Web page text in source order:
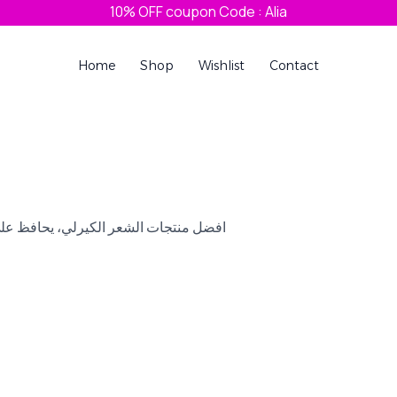
10% OFF coupon Code : Alia
Home Shop Wishlist Contact
افضل منتجات الشعر الكيرلي، يحافظ